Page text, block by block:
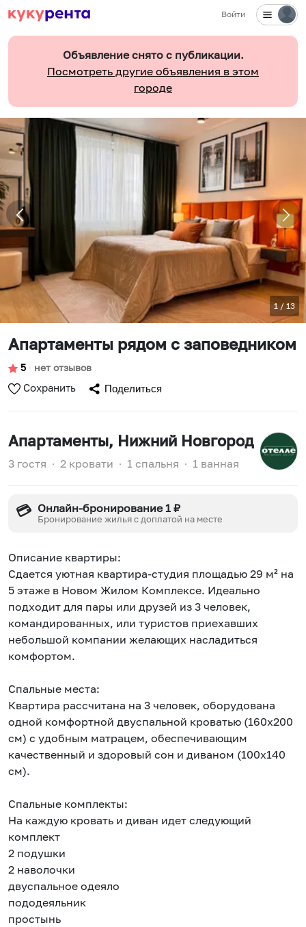
Войти
Объявление снято с публикации.
Посмотреть другие объявления в этом
городе
1/ 13
Апартаменты рядом с заповедником
5 ∙ нет отзывов
Сохранить Поделиться
Апартаменты, Нижний Новгород
3 гостя ∙ 2 кровати ∙ 1 спальня ∙ 1 ванная
💳 Онлайн-бронирование 1 ₽
Бронирование жилья с доплатой на месте
Описание квартиры:
Сдается уютная квартира-студия площадью 29 м² на
5 этаже в Новом Жилом Комплексе. Идеально
подходит для пары или друзей из 3 человек,
командированных, или туристов приехавших
небольшой компании желающих насладиться
комфортом.
Спальные места:
Квартира рассчитана на 3 человек, оборудована
одной комфортной двуспальной кроватью (160x200
см) с удобным матрацем, обеспечивающим
качественный и здоровый сон и диваном (100х140
см).
Спальные комплекты:
На каждую кровать и диван идет следующий
комплект
2 подушки
2 наволочки
двуспальное одеяло
пододеяльник
простынь